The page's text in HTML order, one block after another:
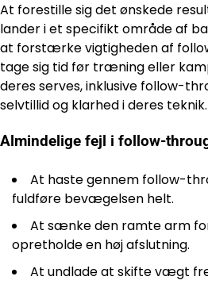
At forestille sig det ønskede
lander i et specifikt område af
at forstærke vigtigheden af
tage sig tid før træning eller
deres serves, inklusive follow-
selvtillid og klarhed i deres teknik.
Almindelige fejl i follow-
At haste gennem follow-
fuldføre bevægelsen helt.
At sænke den ramte arm
opretholde en høj afslutning.
At undlade at skifte vægt